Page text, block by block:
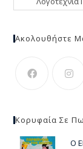
Ακολουθήστε
Κορυφαία Σε
Ο